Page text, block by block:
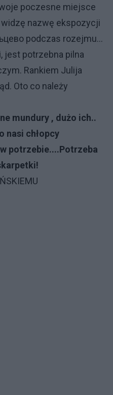
poczesne miejsce
nazwę ekspozycji
podczas rozejmu...
jest potrzebna pilna
Rankiem Julija
Oto co należy
mundury , dużo ich..
nasi chłopcy
potrzebie....Potrzeba